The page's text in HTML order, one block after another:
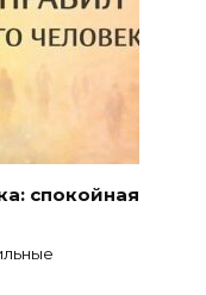
спокойная